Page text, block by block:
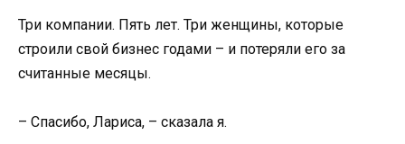
Три компании. Пять лет. Три женщины, которые
строили свой бизнес годами – и потеряли его за
считанные месяцы.
– Спасибо, Лариса, – сказала я.